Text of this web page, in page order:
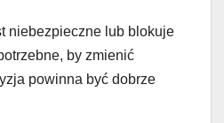
niebezpieczne lub blokuje
by zmienić
powinna być dobrze